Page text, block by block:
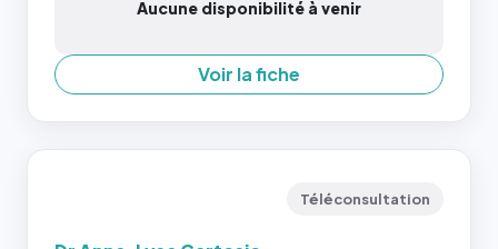
Aucune disponibilité à venir
Voir la fiche
Téléconsultation